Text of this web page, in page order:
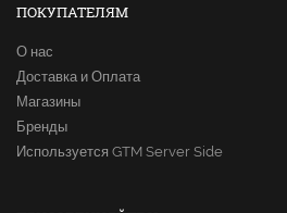
ПОКУПАТЕЛЯМ
О нас
Доставка и Оплата
Магазины
Бренды
Используется GTM Server Side